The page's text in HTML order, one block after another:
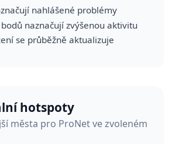
nahlášené problémy
naznačují zvýšenou aktivitu
se průběžně aktualizuje
hotspoty
města pro ProNet ve zvoleném